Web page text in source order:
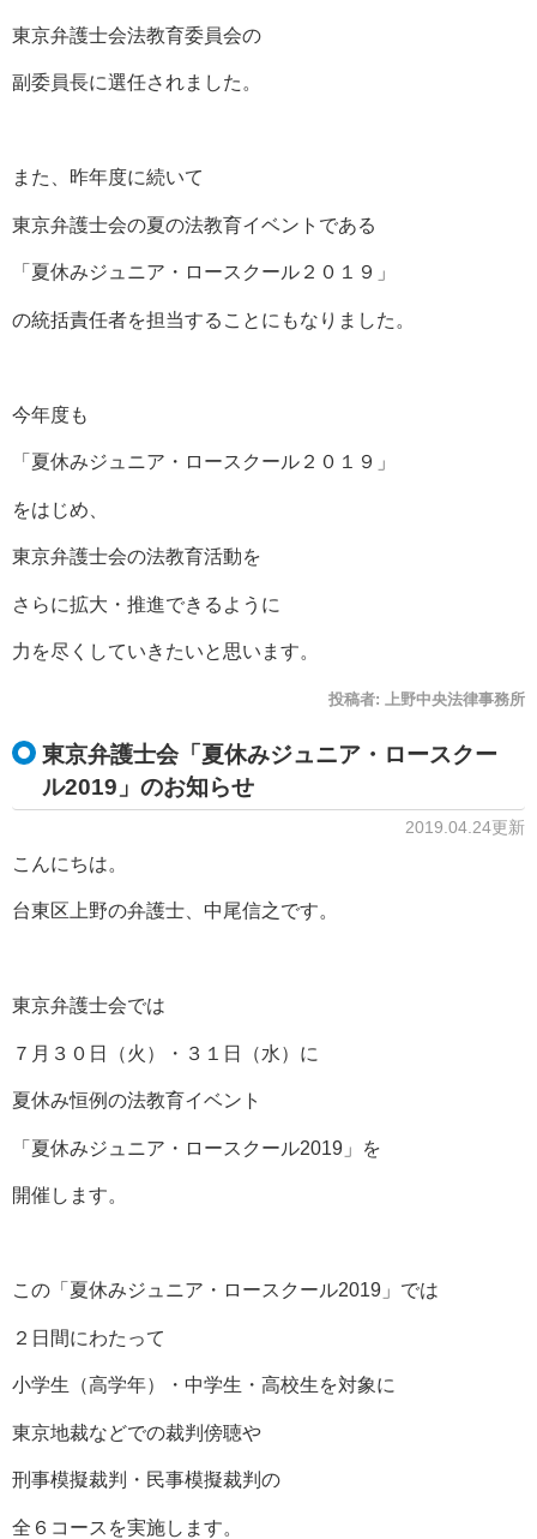
東京弁護士会法教育委員会の
副委員長に選任されました。
また、昨年度に続いて
東京弁護士会の夏の法教育イベントである
「夏休みジュニア・ロースクール２０１９」
の統括責任者を担当することにもなりました。
今年度も
「夏休みジュニア・ロースクール２０１９」
をはじめ、
東京弁護士会の法教育活動を
さらに拡大・推進できるように
力を尽くしていきたいと思います。
投稿者: 上野中央法律事務所
東京弁護士会「夏休みジュニア・ロースクー
ル2019」のお知らせ
2019.04.24更新
こんにちは。
台東区上野の弁護士、中尾信之です。
東京弁護士会では
７月３０日（火）・３１日（水）に
夏休み恒例の法教育イベント
「夏休みジュニア・ロースクール2019」を
開催します。
この「夏休みジュニア・ロースクール2019」では
２日間にわたって
小学生（高学年）・中学生・高校生を対象に
東京地裁などでの裁判傍聴や
刑事模擬裁判・民事模擬裁判の
全６コースを実施します。